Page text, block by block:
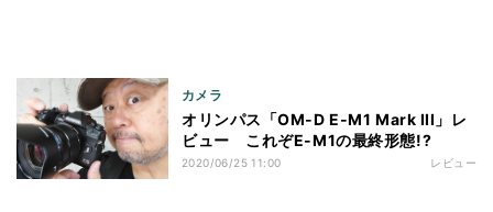
カメラ
オリンパス「OM-D E-M1 Mark III」レ
ビュー これぞE-M1の最終形態!?
2020/06/25 11:00 レビュー